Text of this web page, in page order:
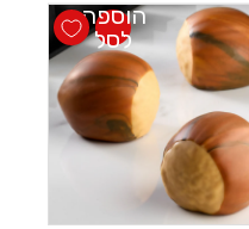
הוספה
לסל